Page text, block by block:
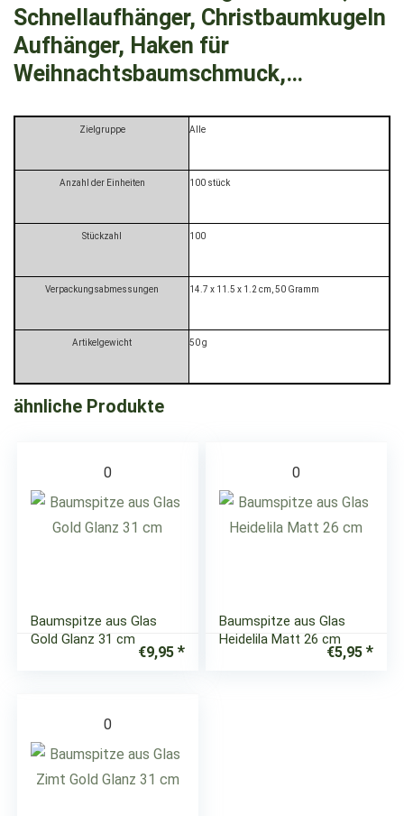
Schnellaufhänger, Christbaumkugeln
Aufhänger, Haken für
Weihnachtsbaumschmuck,…
Zielgruppe ‎Alle
Anzahl der Einheiten ‎100 stück
Stückzahl ‎100
Verpackungsabmessungen ‎14.7 x 11.5 x 1.2 cm, 50 Gramm
Artikelgewicht ‎50 g
ähnliche Produkte
0
Baumspitze aus Glas
Gold Glanz 31 cm
€9,95
0
Baumspitze aus Glas
Heidelila Matt 26 cm
€5,95
0